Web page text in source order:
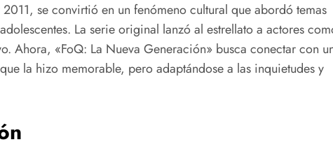
se convirtió en un fenómeno cultural que abordó temas
La serie original lanzó al estrellato a actores
Ahora, «FoQ: La Nueva Generación» busca conectar con
la hizo memorable, pero adaptándose a las inquietudes y